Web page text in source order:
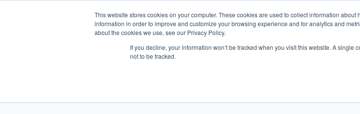
This website stores cookies on your computer. These cookies are used to collect information
information in order to improve and customize your browsing experience and for analytics and
about the cookies we use, see our Privacy Policy.
If you decline, your information won’t be tracked when you visit this website. A
not to be tracked.
關於我們 我們的診所
我們的醫護團隊